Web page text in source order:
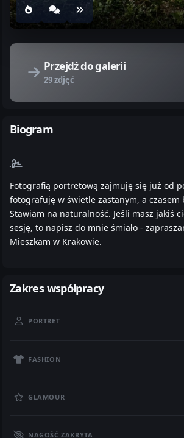
Przejdź do galerii
29 zdjęć
Biogram
Fotografią portretową zajmuję się już od
fotografuję w świetle zastanym, a czasem
Stawiam na naturalność. Jeśli masz jakiś
sesję, to napisz do mnie śmiało -
Mieszkam w Krakowie.
Zakres współpracy
PORTRET
FASHION
GLAMOUR
NAGOŚĆ ZAKRYTA